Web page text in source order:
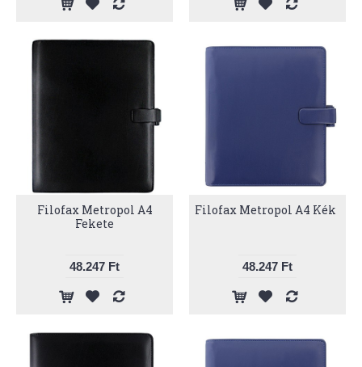
Filofax Metropol A4
Fekete
48.247 Ft
Filofax Metropol A4 Kék
48.247 Ft